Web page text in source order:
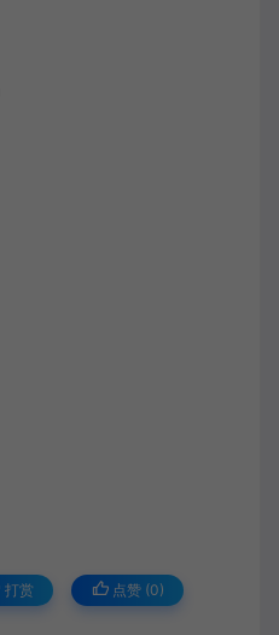
打赏 点赞 (0)